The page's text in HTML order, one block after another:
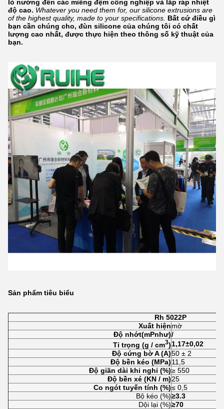
lò nướng đến các miếng đệm công nghiệp và lắp ráp nhiệt
độ cao. Whatever you need them for, our silicone extrusions are
of the highest quality, made to your specifications. Bất cứ điều gì
bạn cần chúng cho, đùn silicone của chúng tôi có chất
lượng cao nhất, được thực hiện theo thông số kỹ thuật của
bạn.
Sản phẩm tiêu biểu
Rh 5022P
Xuất hiệnmờ
Độ nhớt(mPnhư)/
Tỉ trọng (g / cm3)1,17±0,02
Độ cứng bờ A (A)50 ± 2
Độ bền kéo (MPa)11,5
Độ giãn dài khi nghỉ (%)≥ 550
Độ bền xé (KN / m)25
Co ngót tuyến tính (%)≤ 0,5
Bộ kéo (%)≥3.3
Dội lại (%)≥70